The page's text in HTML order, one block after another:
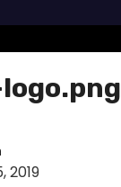
2019